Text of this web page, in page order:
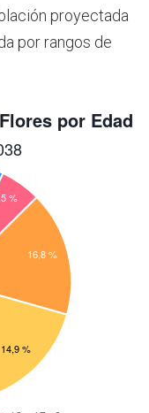
proyectada
por rangos de